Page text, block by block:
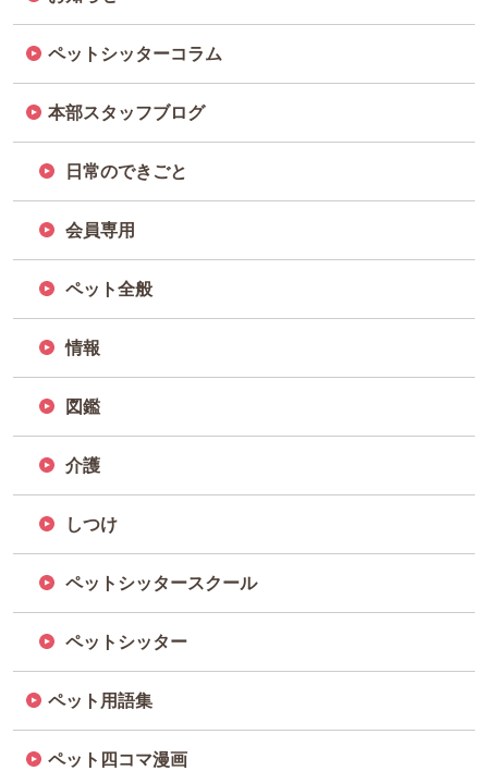
ペットシッターコラム
本部スタッフブログ
日常のできごと
会員専用
ペット全般
情報
図鑑
介護
しつけ
ペットシッタースクール
ペットシッター
ペット用語集
ペット四コマ漫画